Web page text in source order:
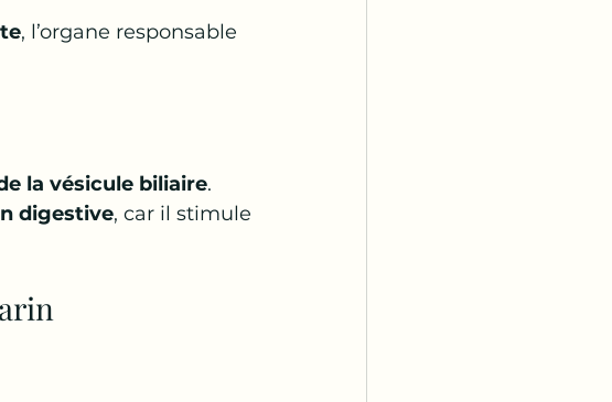
, l’organe responsable
la vésicule biliaire.
digestive, car il stimule